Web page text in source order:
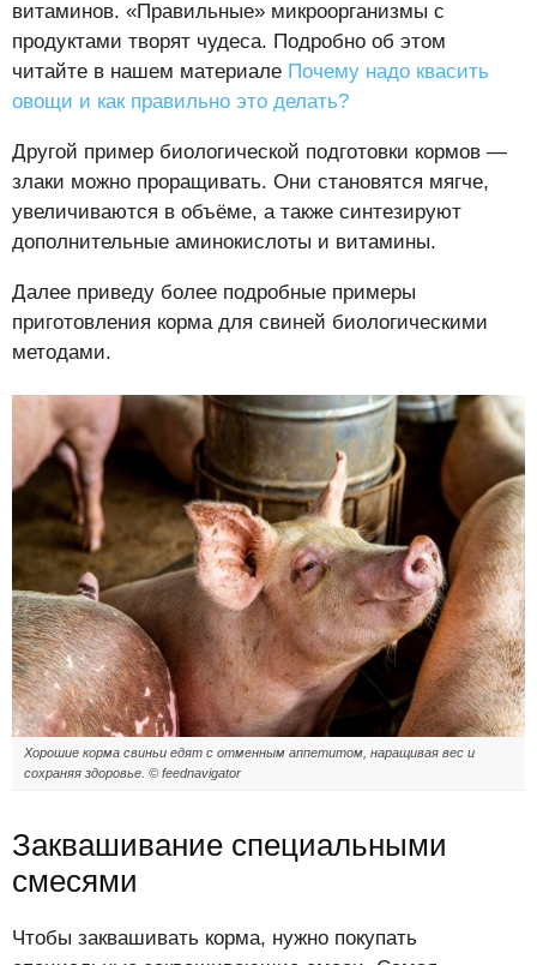
витаминов. «Правильные» микроорганизмы с
продуктами творят чудеса. Подробно об этом
читайте в нашем материале Почему надо квасить
овощи и как правильно это делать?
Другой пример биологической подготовки кормов —
злаки можно проращивать. Они становятся мягче,
увеличиваются в объёме, а также синтезируют
дополнительные аминокислоты и витамины.
Далее приведу более подробные примеры
приготовления корма для свиней биологическими
методами.
Хорошие корма свиньи едят с отменным аппетитом, наращивая вес и
сохраняя здоровье. © feednavigator
Заквашивание специальными
смесями
Чтобы заквашивать корма, нужно покупать